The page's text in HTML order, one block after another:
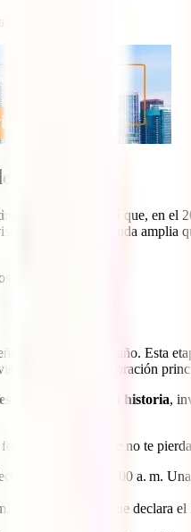
a, tanto así que, en
con una agenda
todos los detalles.
que se vive cada año. Esta
para la celebración
del Carnaval y su historia,
clave para que no te
de Rebolo – 10:00 a. m.
evento oficial que declara